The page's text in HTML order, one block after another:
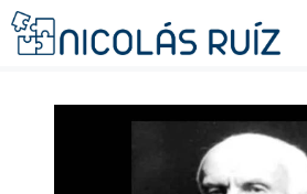
Saltar
al